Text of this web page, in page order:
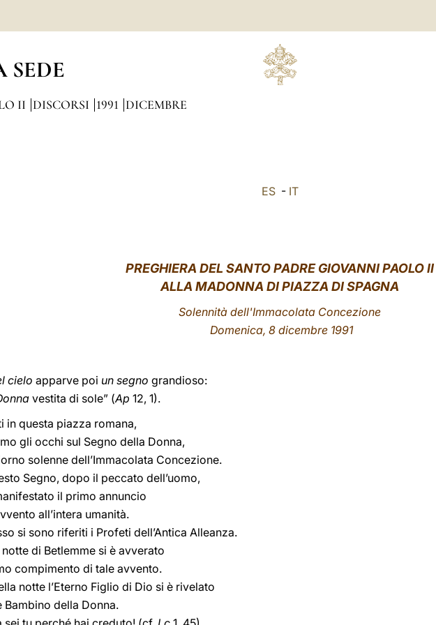
SEDE
II DISCORSI 1991 DICEMBRE
ES- IT
PREGHIERA DEL SANTO PADRE GIOVANNI PAOLO II
ALLA MADONNA DI PIAZZA DI SPAGNA
Solennità dell'Immacolata Concezione
Domenica, 8 dicembre 1991
cielo apparve poi un segno grandioso:
vestita di sole” (Ap 12, 1).
in questa piazza romana,
gli occhi sul Segno della Donna,
solenne dell’Immacolata Concezione.
Segno, dopo il peccato dell’uomo,
il primo annuncio
all’intera umanità.
si sono riferiti i Profeti dell’Antica Alleanza.
notte di Betlemme si è avverato
compimento di tale avvento.
notte l’Eterno Figlio di Dio si è rivelato
Bambino della Donna.